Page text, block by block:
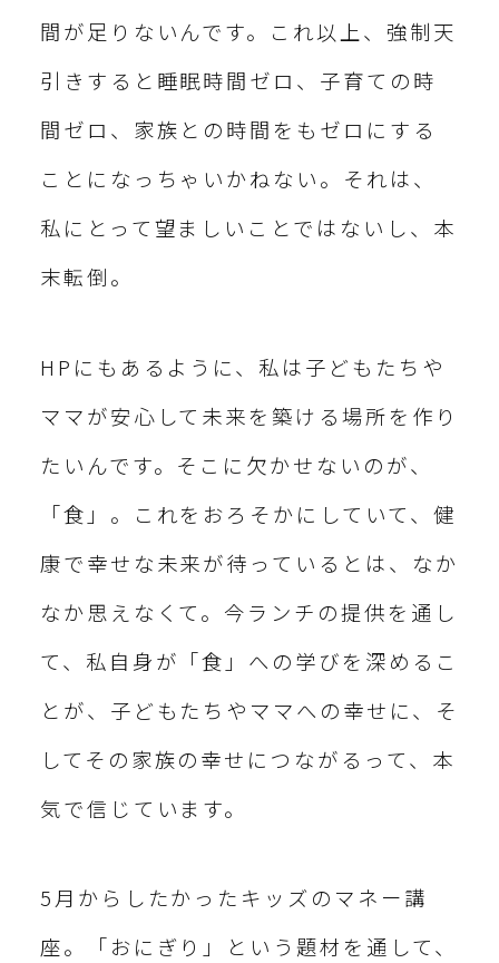
間が足りないんです。これ以上、強制天
引きすると睡眠時間ゼロ、子育ての時
間ゼロ、家族との時間をもゼロにする
ことになっちゃいかねない。それは、
私にとって望ましいことではないし、本
末転倒。
HPにもあるように、私は子どもたちや
ママが安心して未来を築ける場所を作り
たいんです。そこに欠かせないのが、
「食」。これをおろそかにしていて、健
康で幸せな未来が待っているとは、なか
なか思えなくて。今ランチの提供を通し
て、私自身が「食」への学びを深めるこ
とが、子どもたちやママへの幸せに、そ
してその家族の幸せにつながるって、本
気で信じています。
5月からしたかったキッズのマネー講
座。「おにぎり」という題材を通して、